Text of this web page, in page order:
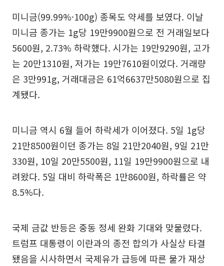
미니금(99.99%·100g) 종목도 약세를 보였다. 이날
미니금 종가는 1g당 19만9900원으로 전 거래일보다
5600원, 2.73% 하락했다. 시가는 19만9290원, 고가
는 20만1310원, 저가는 19만7610원이었다. 거래량
은 3만991g, 거래대금은 61억6637만5080원으로 집
계됐다.
미니금 역시 6월 들어 하락세가 이어졌다. 5일 1g당
21만8500원이던 종가는 8일 21만2040원, 9일 21만
330원, 10일 20만5500원, 11일 19만9900원으로 내
려왔다. 5일 대비 하락폭은 1만8600원, 하락률은 약
8.5%다.
국제 금값 반등은 중동 정세 완화 기대와 맞물렸다.
트럼프 대통령이 이란과의 종전 합의가 사실상 타결
됐음을 시사하면서 국제유가 급등에 따른 물가 재상